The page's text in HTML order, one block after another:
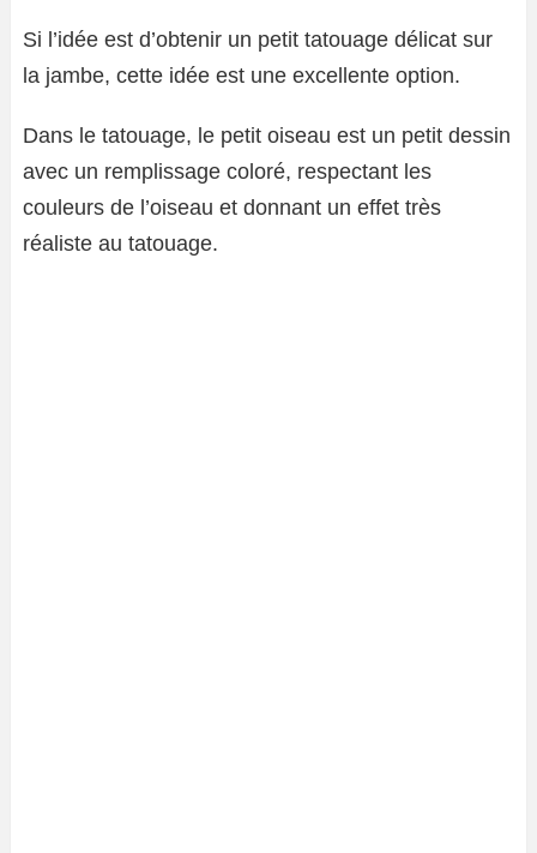
Si l’idée est d’obtenir un petit tatouage délicat sur
la jambe, cette idée est une excellente option.
Dans le tatouage, le petit oiseau est un petit dessin
avec un remplissage coloré, respectant les
couleurs de l’oiseau et donnant un effet très
réaliste au tatouage.